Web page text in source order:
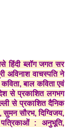
हिंदी ब्लॉग जगत सर
अविनाश वाचस्पति ने
बाल कविता एवं
से प्रकाशित लगभग
से प्रकाशित दैनिक
सुमन सौरभ, दिग्विजय,
: अनुभूति,